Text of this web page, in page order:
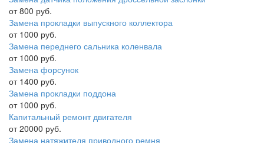
от 800 руб.
Замена прокладки выпускного коллектора
от 1000 руб.
Замена переднего сальника коленвала
от 1000 руб.
Замена форсунок
от 1400 руб.
Замена прокладки поддона
от 1000 руб.
Капитальный ремонт двигателя
от 20000 руб.
Замена натяжителя приводного ремня